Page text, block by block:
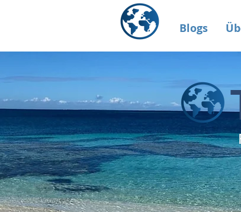
Blogs